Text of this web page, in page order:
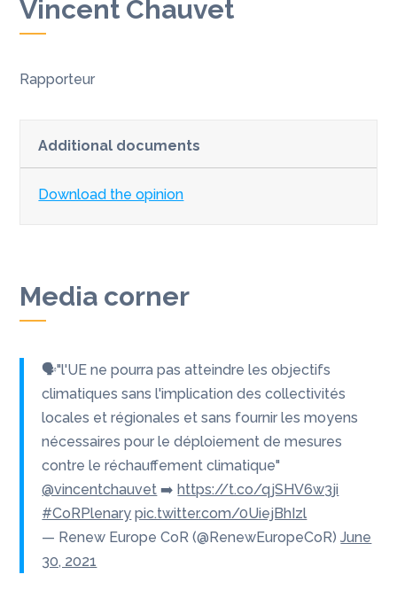
Vincent Chauvet
Rapporteur
Additional documents
Download the opinion
Media corner
🗣"l'UE ne pourra pas atteindre les objectifs
climatiques sans l'implication des collectivités
locales et régionales et sans fournir les moyens
nécessaires pour le déploiement de mesures
contre le réchauffement climatique"
@vincentchauvet ➡https://t.co/qjSHV6w3ji
#CoRPlenary pic.twitter.com/0UiejBhIzl
— Renew Europe CoR (@RenewEuropeCoR)June
30, 2021